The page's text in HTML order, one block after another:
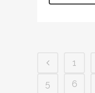
1
5
6